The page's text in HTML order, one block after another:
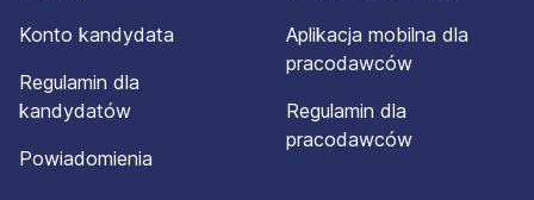
Konto kandydata
Regulamin dla
kandydatów
Powiadomienia
Aplikacja mobilna dla
pracodawców
Regulamin dla
pracodawców